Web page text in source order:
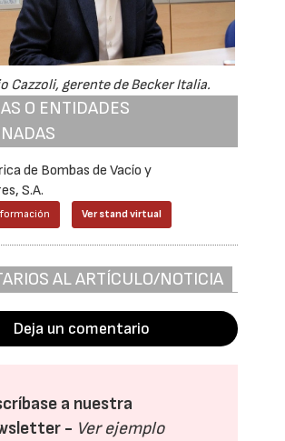
Cazzoli, gerente de Becker Italia.
O ENTIDADES
de Bombas de Vacío y
S.A.
Ver stand virtual
AL ARTÍCULO/NOTICIA
Deja un comentario
a nuestra
- Ver ejemplo